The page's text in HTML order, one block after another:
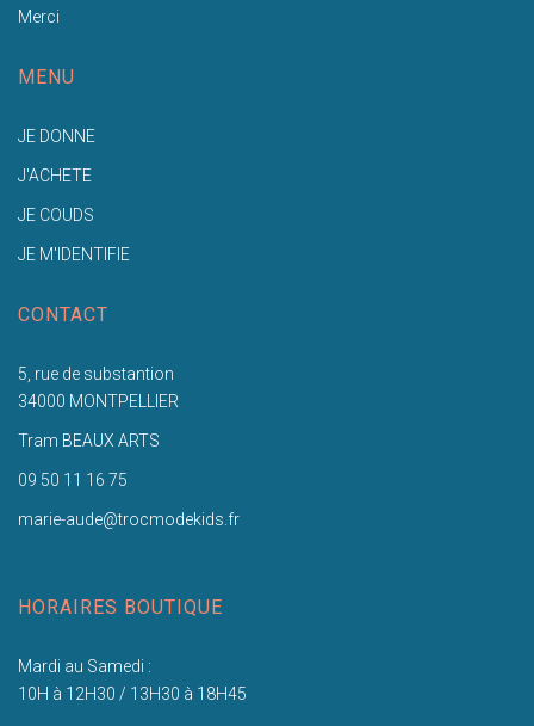
Merci
MENU
JE DONNE
J'ACHETE
JE COUDS
JE M'IDENTIFIE
CONTACT
5, rue de substantion
34000 MONTPELLIER
Tram BEAUX ARTS
09 50 11 16 75
marie-aude@trocmodekids.fr
HORAIRES BOUTIQUE
Mardi au Samedi :
10H à 12H30 / 13H30 à 18H45